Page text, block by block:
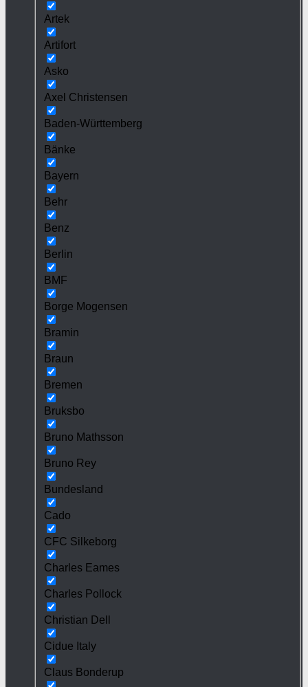
Artek
Artifort
Asko
Axel Christensen
Baden-Württemberg
Bänke
Bayern
Behr
Benz
Berlin
BMF
Borge Mogensen
Bramin
Braun
Bremen
Bruksbo
Bruno Mathsson
Bruno Rey
Bundesland
Cado
CFC Silkeborg
Charles Eames
Charles Pollock
Christian Dell
Cidue Italy
Claus Bonderup